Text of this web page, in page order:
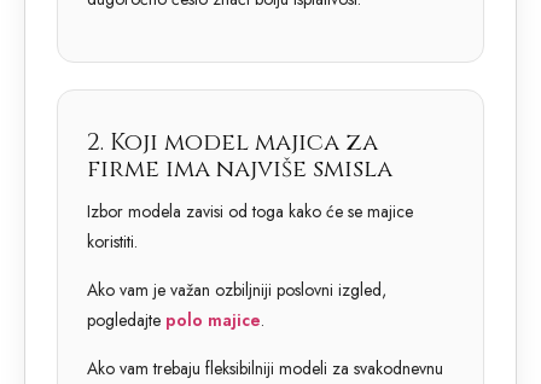
2. Koji model majica za
firme ima najviše smisla
Izbor modela zavisi od toga kako će se majice
koristiti.
Ako vam je važan ozbiljniji poslovni izgled,
pogledajte polo majice.
Ako vam trebaju fleksibilniji modeli za svakodnevnu